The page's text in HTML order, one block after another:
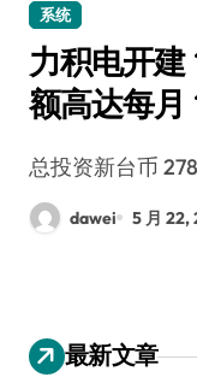
系统
力积电开建
额高达每月
总投资新台币
dawei 5 月 22,
最新文章